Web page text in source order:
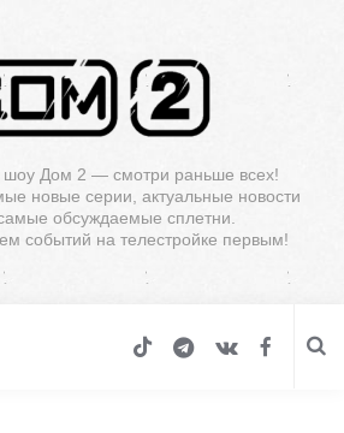
шоу Дом 2 — смотри раньше всех!
новые серии, актуальные новости
обсуждаемые сплетни.
событий на телестройке первым!